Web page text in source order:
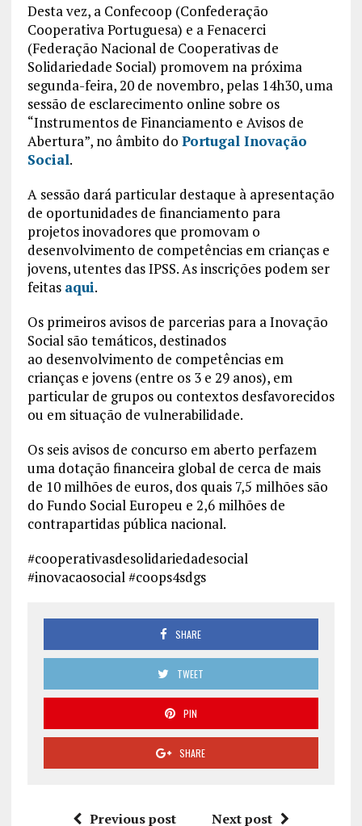
Desta vez, a Confecoop (Confederação
Cooperativa Portuguesa) e a Fenacerci
(Federação Nacional de Cooperativas de
Solidariedade Social) promovem na próxima
segunda-feira, 20 de novembro, pelas 14h30, uma
sessão de esclarecimento online sobre os
“Instrumentos de Financiamento e Avisos de
Abertura”, no âmbito do Portugal Inovação
Social.
A sessão dará particular destaque à apresentação
de oportunidades de financiamento para
projetos inovadores que promovam o
desenvolvimento de competências em crianças e
jovens, utentes das IPSS. As inscrições podem ser
feitas aqui.
Os primeiros avisos de parcerias para a Inovação
Social são temáticos, destinados
ao desenvolvimento de competências em
crianças e jovens (entre os 3 e 29 anos), em
particular de grupos ou contextos desfavorecidos
ou em situação de vulnerabilidade.
Os seis avisos de concurso em aberto perfazem
uma dotação financeira global de cerca de mais
de 10 milhões de euros, dos quais 7,5 milhões são
do Fundo Social Europeu e 2,6 milhões de
contrapartidas pública nacional.
#cooperativasdesolidariedadesocial
#inovacaosocial #coops4sdgs
SHARE
TWEET
PIN
SHARE
Previous post Next post